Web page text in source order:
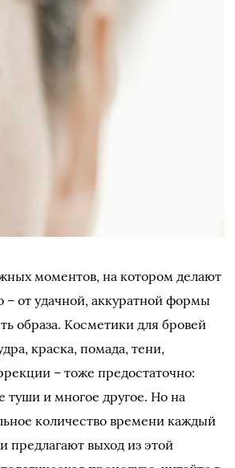
моментов, на котором делают
от удачной, аккуратной формы
образа. Косметики для бровей
краска, помада, тени,
– тоже предостаточно:
и многое другое. Но на
количество времени каждый
предлагают выход из этой